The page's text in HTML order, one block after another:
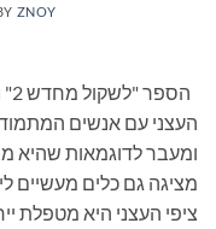
ZNOY
העצני עם אנשים
ומעבר לדוגמאות שהיא
מציגה גם כלים מעשיים
ציפי העצני היא מטפלת